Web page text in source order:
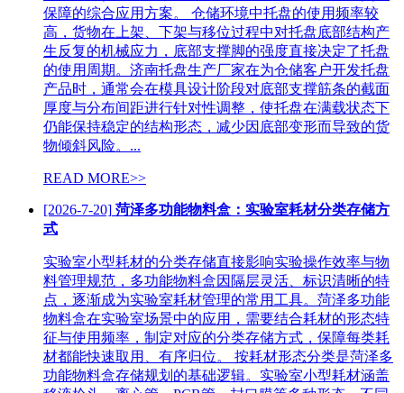
保障的综合应用方案。 仓储环境中托盘的使用频率较
高，货物在上架、下架与移位过程中对托盘底部结构产
生反复的机械应力，底部支撑脚的强度直接决定了托盘
的使用周期。济南托盘生产厂家在为仓储客户开发托盘
产品时，通常会在模具设计阶段对底部支撑筋条的截面
厚度与分布间距进行针对性调整，使托盘在满载状态下
仍能保持稳定的结构形态，减少因底部变形而导致的货
物倾斜风险。...
READ MORE>>
[2026-7-20] 菏泽多功能物料盒：实验室耗材分类存储方
式
实验室小型耗材的分类存储直接影响实验操作效率与物
料管理规范，多功能物料盒因隔层灵活、标识清晰的特
点，逐渐成为实验室耗材管理的常用工具。菏泽多功能
物料盒在实验室场景中的应用，需要结合耗材的形态特
征与使用频率，制定对应的分类存储方式，保障每类耗
材都能快速取用、有序归位。 按耗材形态分类是菏泽多
功能物料盒存储规划的基础逻辑。实验室小型耗材涵盖